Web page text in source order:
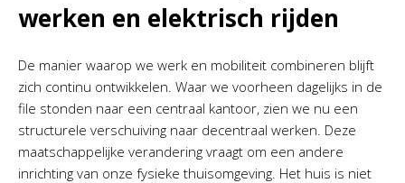
werken en elektrisch rijden
De manier waarop we werk en mobiliteit combineren blijft
zich continu ontwikkelen. Waar we voorheen dagelijks in de
file stonden naar een centraal kantoor, zien we nu een
structurele verschuiving naar decentraal werken. Deze
maatschappelijke verandering vraagt om een andere
inrichting van onze fysieke thuisomgeving. Het huis is niet